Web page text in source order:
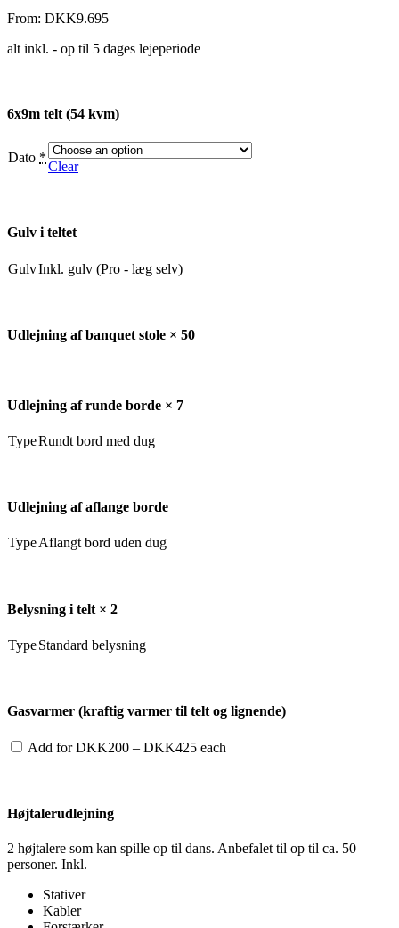
From: DKK9.695
alt inkl. - op til 5 dages lejeperiode
6x9m telt (54 kvm)
Dato *
Clear
Gulv i teltet
GulvInkl. gulv (Pro - læg selv)
Udlejning af banquet stole × 50
Udlejning af runde borde × 7
TypeRundt bord med dug
Udlejning af aflange borde
TypeAflangt bord uden dug
Belysning i telt × 2
TypeStandard belysning
Gasvarmer (kraftig varmer til telt og lignende)
Add forDKK200 – DKK425 each
Højtalerudlejning
2 højtalere som kan spille op til dans. Anbefalet til op til ca. 50
personer. Inkl.
Stativer
Kabler